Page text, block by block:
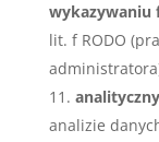
wykazywaniu
lit. f RODO
analizie